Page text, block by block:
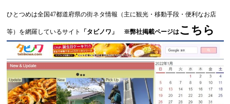
ひとつめは全国47都道府県の街ネタ情報（主に観光・移動手段・便利なお店
等）を網羅しているサイト 「タビノワ」 ※弊社掲載ページはこちら